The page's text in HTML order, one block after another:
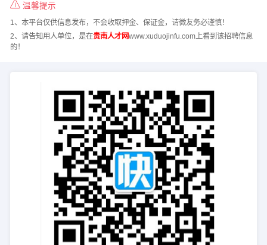
温馨提示
1、本平台仅供信息发布，不会收取押金、保证金，请微友务必谨慎！
2、请告知用人单位，是在贵南人才网www.xuduojinfu.com上看到该招聘信息
的！